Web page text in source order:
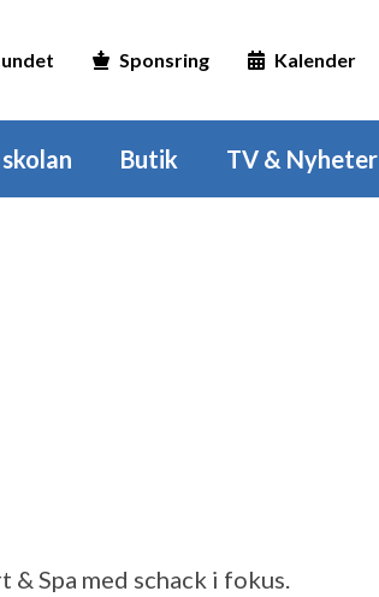
Sponsring Kalender
Butik TV & Nyheter
Spa med schack i fokus.